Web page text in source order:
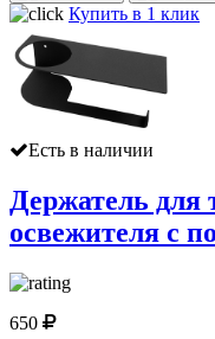
Купить в 1 клик
Есть в наличии
Держатель для
освежителя с
650